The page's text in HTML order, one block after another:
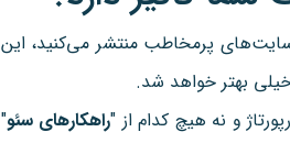
سایت‌های پرمخاطب منتشر می‌کنید، این
بهتر خواهد شد.
و نه هیچ کدام از "راهکارهای سئو"